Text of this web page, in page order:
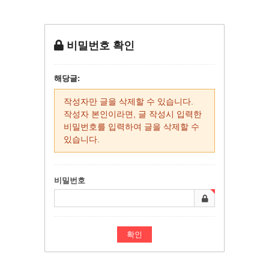
비밀번호 확인
해당글:
작성자만 글을 삭제할 수 있습니다.
작성자 본인이라면, 글 작성시 입력한
비밀번호를 입력하여 글을 삭제할 수
있습니다.
비밀번호